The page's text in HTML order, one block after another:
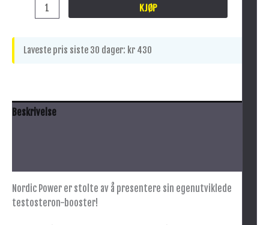
KJØP
Laveste pris siste 30 dager: kr 430
Beskrivelse
Nordic Power er stolte av å presentere sin egenutviklede
testosteron-booster!